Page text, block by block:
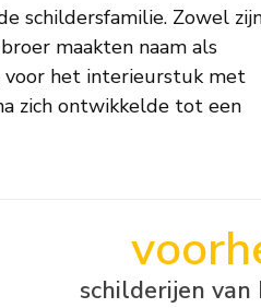
schildersfamilie. Zowel
maakten naam als
voor het interieurstuk met
zich ontwikkelde tot een
kreeg les van Jan
schilderstijl van zijn
winterlandschappen met
schilderijen van